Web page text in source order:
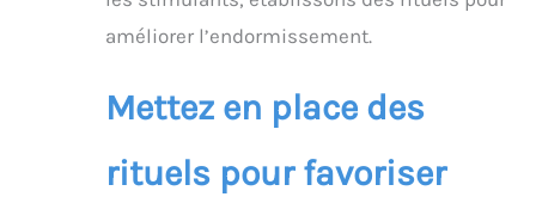
améliorer l’endormissement.
Mettez en place des
rituels pour favoriser